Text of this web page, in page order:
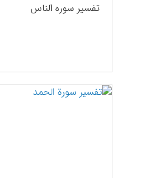
تفسیر سوره الناس